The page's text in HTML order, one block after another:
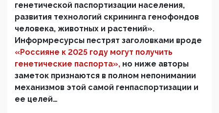
генетической паспортизации населения,
развития технологий скрининга генофондов
человека, животных и растений».
Информресурсы пестрят заголовками вроде
«Россияне к 2025 году могут получить
генетические паспорта», но ниже авторы
заметок признаются в полном непонимании
механизмов этой самой генпаспортизации и
ее целей…